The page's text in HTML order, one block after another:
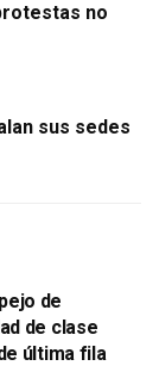
no
sus sedes
de
de clase
última fila